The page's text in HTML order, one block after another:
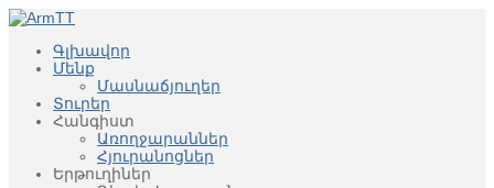
Գլխավոր
Մենք
Մասնաճյուղեր
Տուրեր
Հանգիստ
Առողջարաններ
Հյուրանոցներ
Երթուղիներ